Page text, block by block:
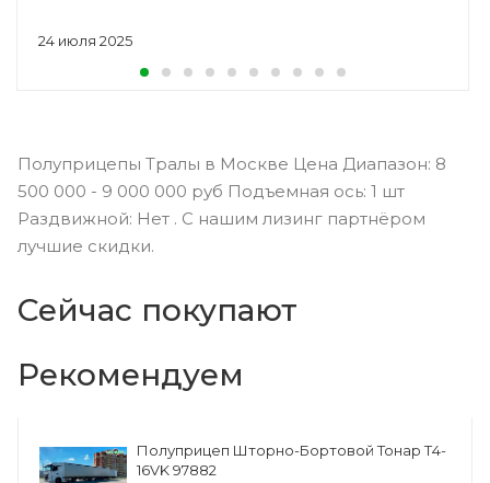
24 июля 2025
Полуприцепы Тралы в Москве Цена Диапазон: 8
500 000 - 9 000 000 руб Подъемная ось: 1 шт
Раздвижной: Нет . С нашим лизинг партнёром
лучшие скидки.
Сейчас покупают
Рекомендуем
Полуприцеп Шторно-Бортовой Тонар Т4-
16VK 97882